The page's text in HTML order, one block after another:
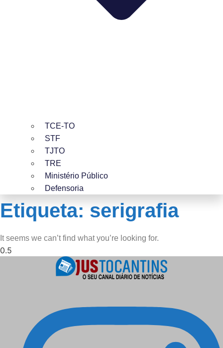
TCE-TO
STF
TJTO
TRE
Ministério Público
Defensoria
Etiqueta: serigrafia
It seems we can’t find what you’re looking for.